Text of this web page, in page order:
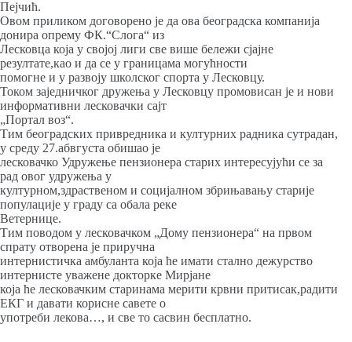
Пејчић.
Овом приликом договорено је да ова београдска компанија
донира опрему ФК.“Слога“ из
Лесковца која у својој лиги све више бележи сјајне
резултате,као и да се у границама могућности
помогне и у развоју школског спорта у Лесковцу.
Током заједничког дружења у Лесковцу промовисан је и нови
информативни лесковачки сајт
„Портал воз“.
Тим београдских привредника и културних радника сутрадан,
у среду 27.абвгуста обишао је
лесковачко Удружење пензионера старих интересујући се за
рад овог удружења у
културном,здраственом и социјалном збрињавању старије
популације у граду са обала реке
Ветернице.
Тим поводом у лесковачком „Дому пензионера“ на првом
спрату отворена је приручна
интернистичка амбуланта која ће имати стално дежурство
интернисте уважене докторке Мирјане
која ће лесковачким старинама мерити крвни притисак,радити
ЕКГ и давати корисне савете о
употреби лекова…, и све то сасвин бесплатно.